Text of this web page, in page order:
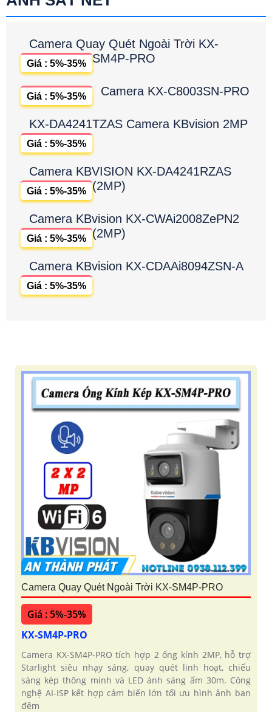
Camera Quay Quét Ngoài Trời KX-
SM4P-PRO
Giá : 5%-35%
Camera KX-C8003SN-PRO
Giá : 5%-35%
KX-DA4241TZAS Camera KBvision 2MP
Giá : 5%-35%
Camera KBVISION KX-DA4241RZAS
(2MP)
Giá : 5%-35%
Camera KBvision KX-CWAi2008ZePN2
(2MP)
Giá : 5%-35%
Camera KBvision KX-CDAAi8094ZSN-A
Giá : 5%-35%
Camera Quay Quét Ngoài Trời KX-SM4P-PRO
Giá : 5%-35%
KX-SM4P-PRO
Camera KX-SM4P-PRO tích hợp 2 ống kính 2MP, hỗ trợ
Starlight siêu nhạy sáng, quay quét linh hoạt, chiếu
sáng kép thông minh và LED ánh sáng ấm 30m. Công
nghệ AI-ISP kết hợp cảm biến lớn tối ưu hình ảnh ban
đêm